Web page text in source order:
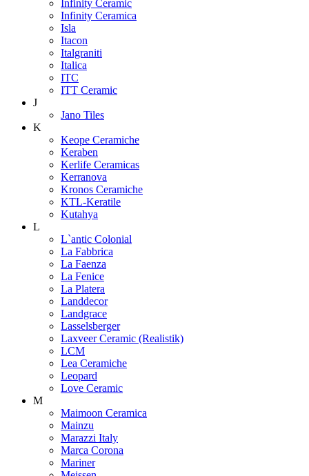
Infinity Ceramic
Infinity Ceramica
Isla
Itacon
Italgraniti
Italica
ITC
ITT Ceramic
J
Jano Tiles
K
Keope Ceramiche
Keraben
Kerlife Ceramicas
Kerranova
Kronos Ceramiche
KTL-Keratile
Kutahya
L
L`antic Colonial
La Fabbrica
La Faenza
La Fenice
La Platera
Landdecor
Landgrace
Lasselsberger
Laxveer Ceramic (Realistik)
LCM
Lea Ceramiche
Leopard
Love Ceramic
M
Maimoon Ceramica
Mainzu
Marazzi Italy
Marca Corona
Mariner